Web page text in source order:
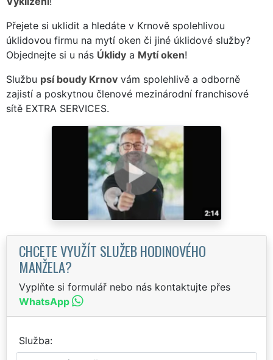
Přejete si uklidit a hledáte v Krnově spolehlivou
úklidovou firmu na mytí oken či jiné úklidové služby?
Objednejte si u nás Úklidy a Mytí oken!
Službu psí boudy Krnov vám spolehlivě a odborně
zajistí a poskytnou členové mezinárodní franchisové
sítě EXTRA SERVICES.
CHCETE VYUŽÍT SLUŽEB HODINOVÉHO
MANŽELA?
Vyplňte si formulář nebo nás kontaktujte přes
WhatsApp
Služba